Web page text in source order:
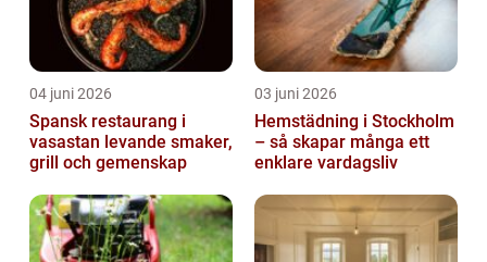
04 juni 2026
Spansk restaurang i
vasastan levande smaker,
grill och gemenskap
03 juni 2026
Hemstädning i Stockholm
– så skapar många ett
enklare vardagsliv